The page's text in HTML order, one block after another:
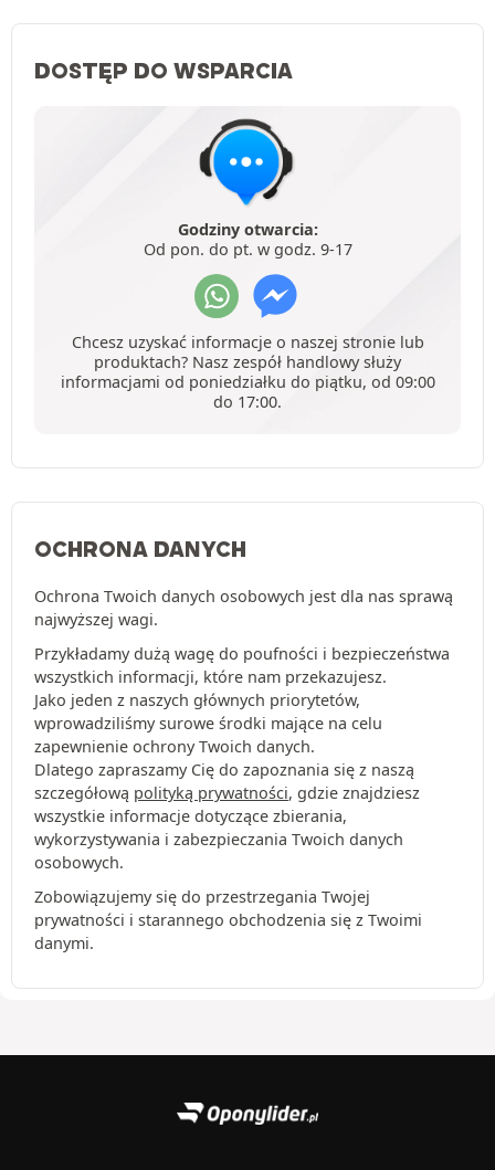
DOSTĘP DO WSPARCIA
Godziny otwarcia:
Od pon. do pt. w godz. 9-17
Chcesz uzyskać informacje o naszej stronie lub
produktach? Nasz zespół handlowy służy
informacjami od poniedziałku do piątku, od 09:00
do 17:00.
OCHRONA DANYCH
Ochrona Twoich danych osobowych jest dla nas sprawą
najwyższej wagi.
Przykładamy dużą wagę do poufności i bezpieczeństwa
wszystkich informacji, które nam przekazujesz.
Jako jeden z naszych głównych priorytetów,
wprowadziliśmy surowe środki mające na celu
zapewnienie ochrony Twoich danych.
Dlatego zapraszamy Cię do zapoznania się z naszą
szczegółową polityką prywatności, gdzie znajdziesz
wszystkie informacje dotyczące zbierania,
wykorzystywania i zabezpieczania Twoich danych
osobowych.
Zobowiązujemy się do przestrzegania Twojej
prywatności i starannego obchodzenia się z Twoimi
danymi.